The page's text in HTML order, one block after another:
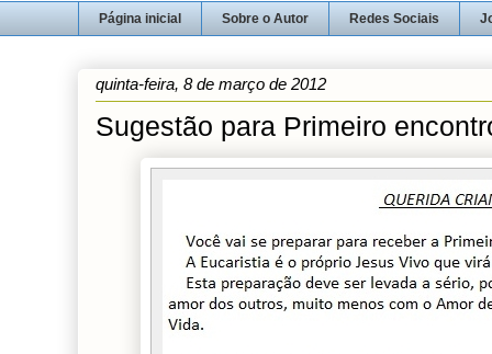
Página inicial Sobre o Autor Redes Sociais
quinta-feira, 8 de março de 2012
Sugestão para Primeiro